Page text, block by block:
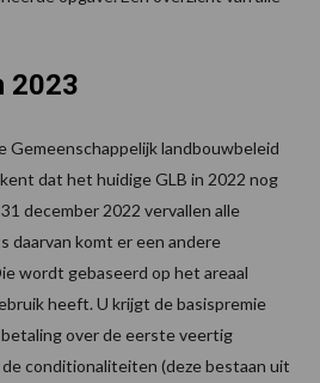
2023
landbouwbeleid
dat het huidige GLB in 2022 nog
december 2022 vervallen alle
daarvan komt er een andere
wordt gebaseerd op het areaal
heeft. U krijgt de basispremie
over de eerste veertig
conditionaliteiten (deze bestaan uit